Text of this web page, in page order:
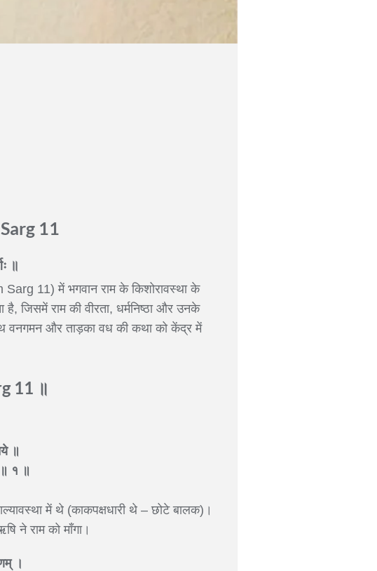
11
॥
Sarg 11) में भगवान राम के किशोरावस्था के
जिसमें राम की वीरता, धर्मनिष्ठा और उनके
वनगमन और ताड़का वध की कथा को केंद्र में
11 ॥
॥
॥ १ ॥
में थे (काकपक्षधारी थे – छोटे बालक)।
ने राम को माँगा।
।